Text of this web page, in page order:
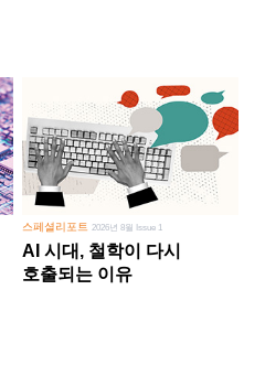
스페셜리포트 2026년 8월 Issue 1
AI 시대, 철학이 다시
호출되는 이유